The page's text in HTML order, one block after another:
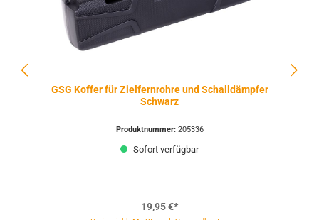
GSG Koffer für Zielfernrohre und Schalldämpfer
Schwarz
Produktnummer: 205336
Sofort verfügbar
19,95 €*